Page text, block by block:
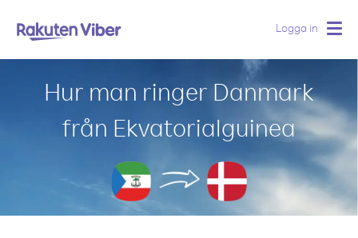
Logga in
Hur man ringer Danmark
från Ekvatorialguinea